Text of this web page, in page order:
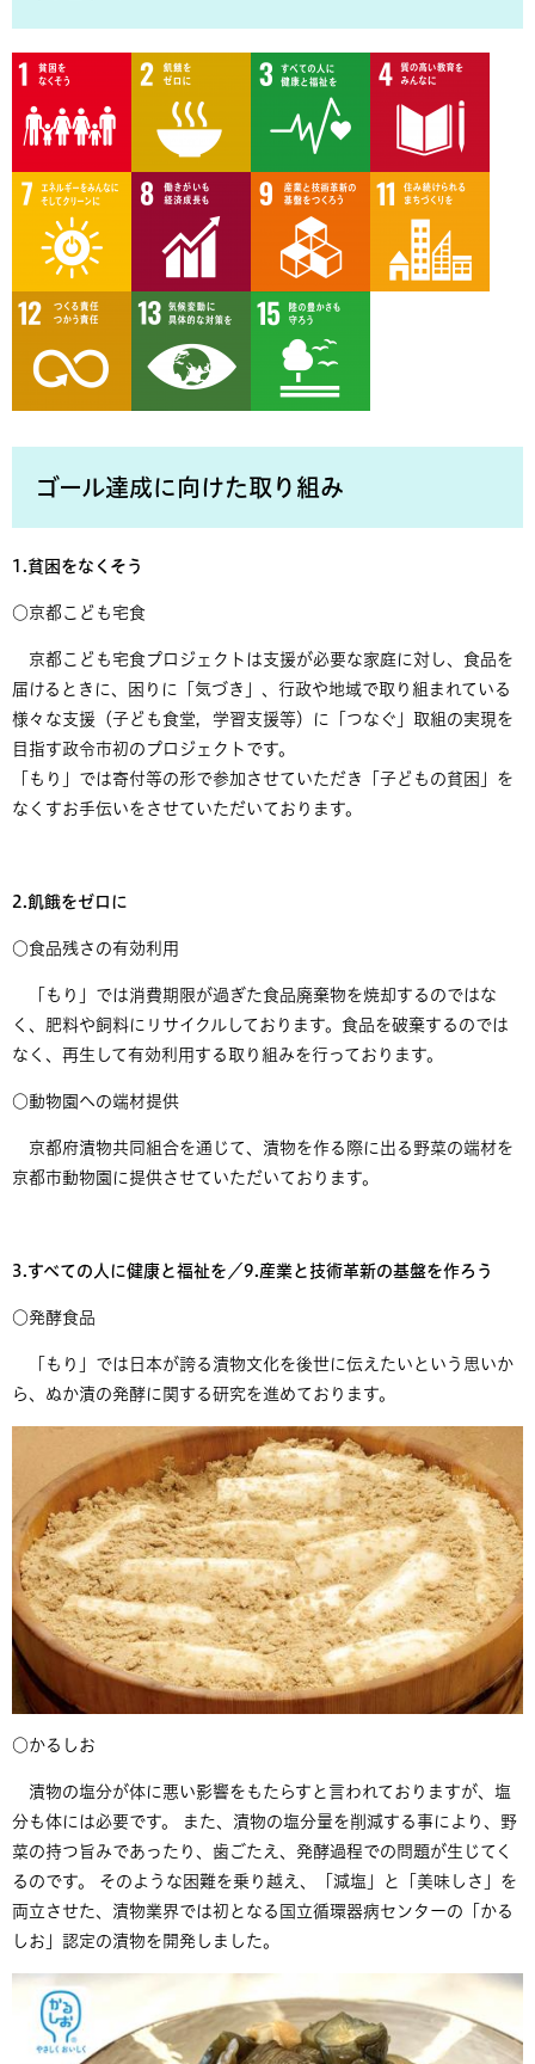
ゴール達成に向けた取り組み
1.貧困をなくそう
○京都こども宅食
京都こども宅食プロジェクトは支援が必要な家庭に対し、食品を
届けるときに、困りに「気づき」、行政や地域で取り組まれている
様々な支援（子ども食堂，学習支援等）に「つなぐ」取組の実現を
目指す政令市初のプロジェクトです。
「もり」では寄付等の形で参加させていただき「子どもの貧困」を
なくすお手伝いをさせていただいております。
2.飢餓をゼロに
○食品残さの有効利用
「もり」では消費期限が過ぎた食品廃棄物を焼却するのではな
く、肥料や飼料にリサイクルしております。食品を破棄するのでは
なく、再生して有効利用する取り組みを行っております。
○動物園への端材提供
京都府漬物共同組合を通じて、漬物を作る際に出る野菜の端材を
京都市動物園に提供させていただいております。
​3.すべての人に健康と福祉を／9.産業と技術革新の基盤を作ろう
○発酵食品
「もり」では日本が誇る漬物文化を後世に伝えたいという思いか
ら、ぬか漬の発酵に関する研究を進めております。
○かるしお
漬物の塩分が体に悪い影響をもたらすと言われておりますが、塩
分も体には必要です。 また、漬物の塩分量を削減する事により、野
菜の持つ旨みであったり、歯ごたえ、発酵過程での問題が生じてく
るのです。 そのような困難を乗り越え、「減塩」と「美味しさ」を
両立させた、漬物業界では初となる国立循環器病センターの「かる
しお」認定の漬物を開発しました。